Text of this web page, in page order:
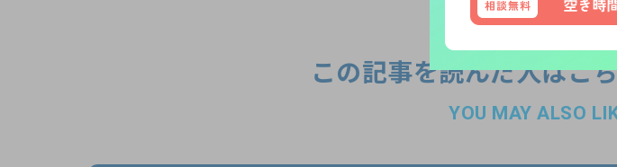
この記事を読んだ人はこ
YOU MAY ALSO